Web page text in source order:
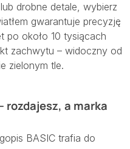
drobne detale, wybierz
gwarantuje precyzję
po około 10 tysiącach
zachwytu – widoczny od
zielonym tle.
rozdajesz, a marka
BASIC trafia do